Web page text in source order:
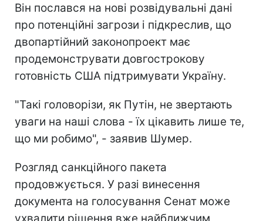
Він послався на нові розвідувальні дані
про потенційні загрози і підкреслив, що
двопартійний законопроект має
продемонструвати довгострокову
готовність США підтримувати Україну.
"Такі головорізи, як Путін, не звертають
уваги на наші слова - їх цікавить лише те,
що ми робимо", - заявив Шумер.
Розгляд санкційного пакета
продовжується. У разі винесення
документа на голосування Сенат може
ухвалити рішення вже найближчим